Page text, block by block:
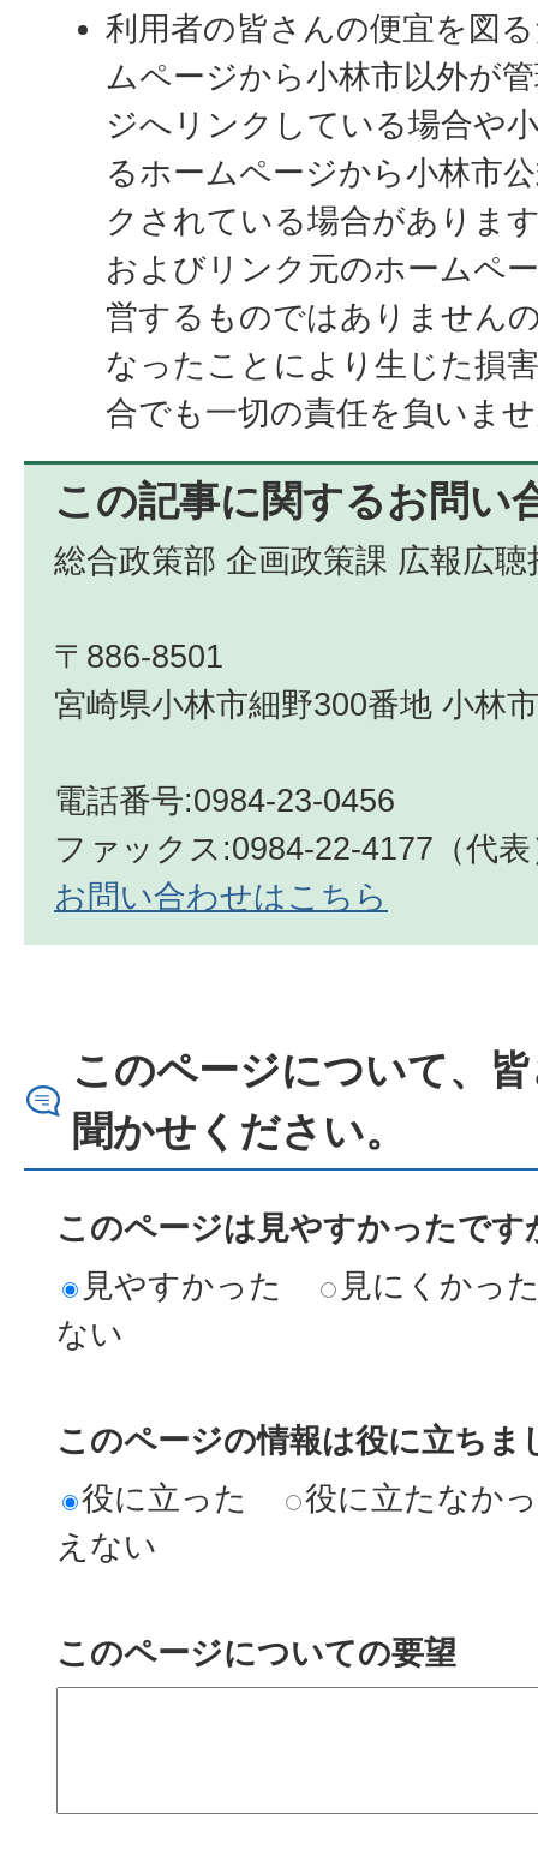
利用者の皆さんの便宜を図
ムページから小林市以外が
ジへリンクしている場合や
るホームページから小林市
クされている場合がありま
およびリンク元のホームペ
営するものではありません
なったことにより生じた損
合でも一切の責任を負いま
この記事に関するお問い
総合政策部 企画政策課 広報広聴
〒886-8501
宮崎県小林市細野300番地 小林
電話番号:0984-23-0456
ファックス:0984-22-4177（代表
お問い合わせはこちら
このページについて、
聞かせください。
このページは見やすかったです
見やすかった
見にくかっ
ない
このページの情報は役に立ちま
役に立った
役に立たなか
えない
このページについての要望